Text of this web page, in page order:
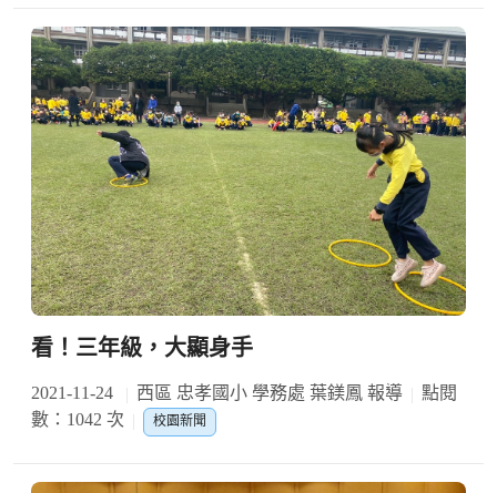
看！三年級，大顯身手
2021-11-24 西區 忠孝國小 學務處 葉鎂鳳 報導
點閱
數：1042 次
校園新聞